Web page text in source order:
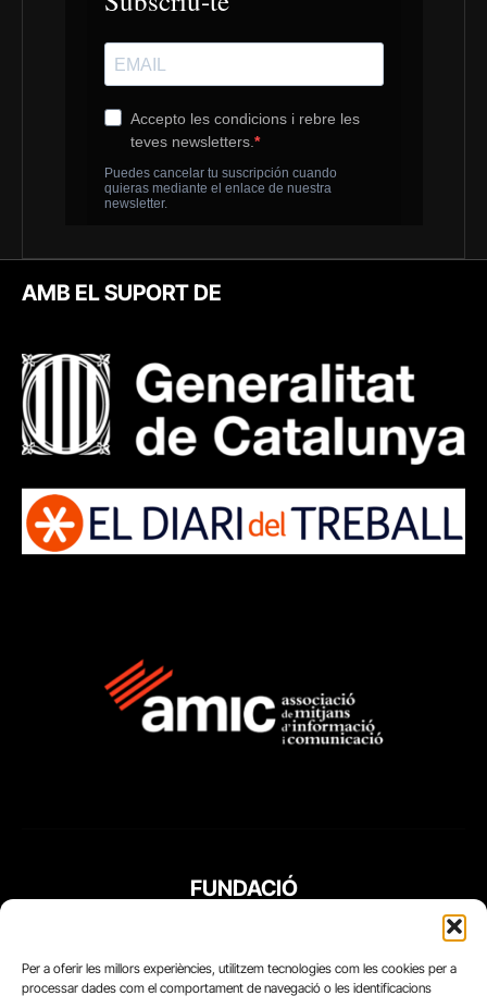
Per a oferir les millors experiències, utilitzem tecnologies com les cookies per a
processar dades com el comportament de navegació o les identificacions
AMB EL SUPORT DE
FUNDACIÓ